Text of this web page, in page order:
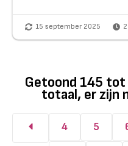
15 september 2025 2
Getoond 145 tot
totaal, er zijn
4 5